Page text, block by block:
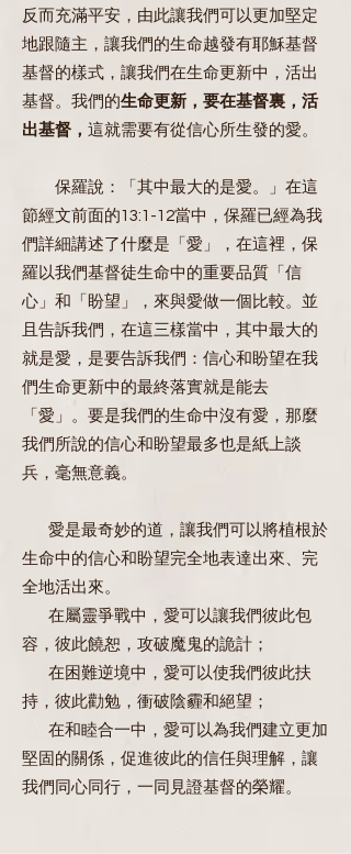
反而充滿平安，由此讓我們可以更加堅定
地跟隨主，讓我們的生命越發有耶穌基督
基督的樣式，讓我們在生命更新中，活出
基督。我們的生命更新，要在基督裏，活
出基督， 這就需要有從信心所生發的愛。
保羅說：「其中最大的是愛。」在這
節經文前面的13:1-12當中，保羅已經為我
們詳細講述了什麼是「愛」，在這裡，保
羅以我們基督徒生命中的重要品質「信
心」和「盼望」，來與愛做一個比較。並
且告訴我們，在這三樣當中，其中最大的
就是愛，是要告訴我們：信心和盼望在我
們生命更新中的最終落實就是能去
「愛」。要是我們的生命中沒有愛，那麼
我們所說的信心和盼望最多也是紙上談
兵，毫無意義。
愛是最奇妙的道，讓我們可以將植根於
生命中的信心和盼望完全地表達出來、完
全地活出來。
在屬靈爭戰中，愛可以讓我們彼此包
容，彼此饒恕，攻破魔鬼的詭計；
在困難逆境中，愛可以使我們彼此扶
持，彼此勸勉，衝破陰霾和絕望；
在和睦合一中，愛可以為我們建立更加
堅固的關係，促進彼此的信任與理解，讓
我們同心同行，一同見證基督的榮耀。